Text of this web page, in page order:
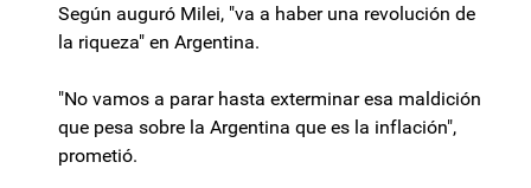
Según auguró Milei, "va a haber una revolución de
la riqueza" en Argentina.
"No vamos a parar hasta exterminar esa maldición
que pesa sobre la Argentina que es la inflación",
prometió.